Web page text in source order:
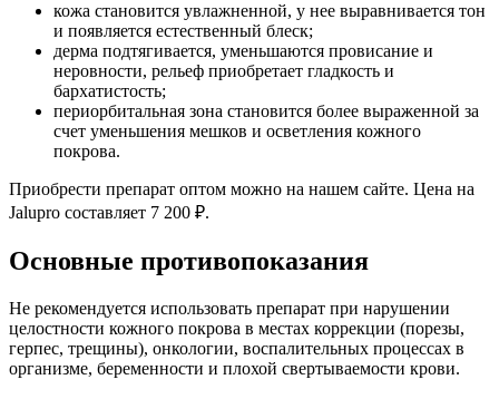
кожа становится увлажненной, у нее выравнивается тон
и появляется естественный блеск;
дерма подтягивается, уменьшаются провисание и
неровности, рельеф приобретает гладкость и
бархатистость;
периорбитальная зона становится более выраженной за
счет уменьшения мешков и осветления кожного
покрова.
Приобрести препарат оптом можно на нашем сайте. Цена на
Jalupro составляет 7 200 ₽.
Основные противопоказания
Не рекомендуется использовать препарат при нарушении
целостности кожного покрова в местах коррекции (порезы,
герпес, трещины), онкологии, воспалительных процессах в
организме, беременности и плохой свертываемости крови.